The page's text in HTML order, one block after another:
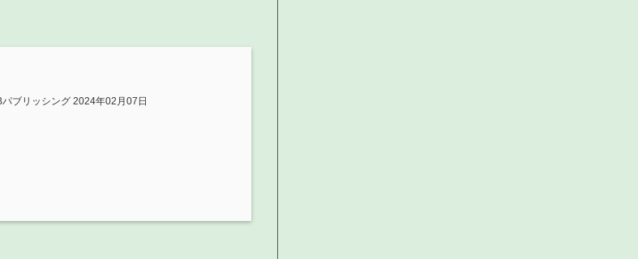
ブリッシング 2024年02月07日